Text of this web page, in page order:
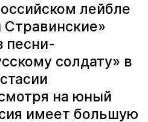
лейбле
песни-
солдату» в
на юный
имеет большую